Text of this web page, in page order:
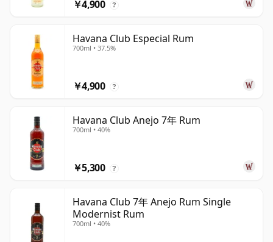
￥4,900 ?
Havana Club Especial Rum
700ml • 37.5%
￥4,900 ?
Havana Club Anejo 7年 Rum
700ml • 40%
￥5,300 ?
Havana Club 7年 Anejo Rum Single
Modernist Rum
700ml • 40%